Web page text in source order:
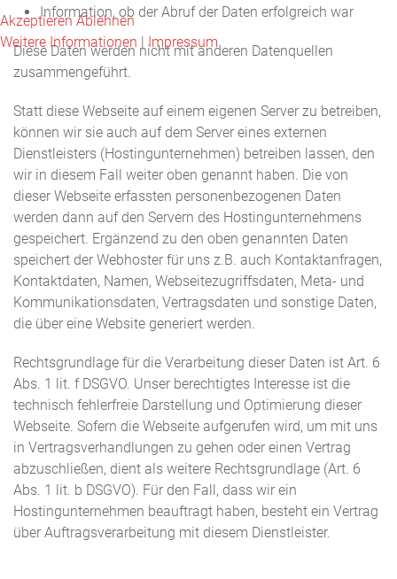
Information, ob der Abruf der Daten erfolgreich war
Diese Daten werden nicht mit anderen Datenquellen
zusammengeführt.
Statt diese Webseite auf einem eigenen Server zu betreiben,
können wir sie auch auf dem Server eines externen
Dienstleisters (Hostingunternehmen) betreiben lassen, den
wir in diesem Fall weiter oben genannt haben. Die von
dieser Webseite erfassten personenbezogenen Daten
werden dann auf den Servern des Hostingunternehmens
gespeichert. Ergänzend zu den oben genannten Daten
speichert der Webhoster für uns z.B. auch Kontaktanfragen,
Kontaktdaten, Namen, Webseitezugriffsdaten, Meta- und
Kommunikationsdaten, Vertragsdaten und sonstige Daten,
die über eine Website generiert werden.
Rechtsgrundlage für die Verarbeitung dieser Daten ist Art. 6
Abs. 1 lit. f DSGVO. Unser berechtigtes Interesse ist die
technisch fehlerfreie Darstellung und Optimierung dieser
Webseite. Sofern die Webseite aufgerufen wird, um mit uns
in Vertragsverhandlungen zu gehen oder einen Vertrag
abzuschließen, dient als weitere Rechtsgrundlage (Art. 6
Abs. 1 lit. b DSGVO). Für den Fall, dass wir ein
Hostingunternehmen beauftragt haben, besteht ein Vertrag
über Auftragsverarbeitung mit diesem Dienstleister.
Akzeptieren Ablehnen
Weitere Informationen | Impressum